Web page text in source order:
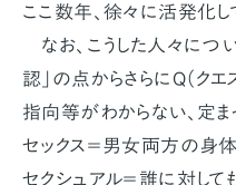
ここ数年、徐々に活発化し
なお、こうした人々につ
認」の点からさらにQ（ク
指向等がわからない、定ま
セックス＝男女両方の身
セクシュアル＝誰に対し